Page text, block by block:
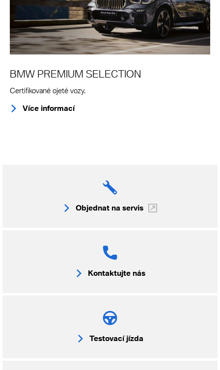
BMW PREMIUM SELECTION
Certifikované ojeté vozy.
Více informací
Objednat na servis
Kontaktujte nás
Testovací jízda